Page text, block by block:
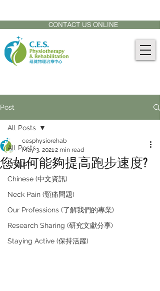
CONTACT US ONLINE
Post
All Posts
English
Chinese (中文資訊)
Neck Pain (頸痛問題)
Our Professions (了解我們的專業)
Research Sharing (研究文獻分享)
Staying Active (保持活躍)
All Posts
您如何能夠提高跑步速度?
cesphysiorehab
May 3, 20212 min read